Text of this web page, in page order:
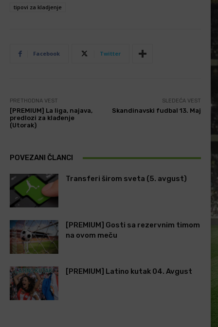
tipovi za kladjenje
Facebook Twitter
PRETHODNA VEST
[PREMIUM] La liga, najava,
predlozi za klađenje
(Utorak)
SLEDEĆA VEST
Skandinavski fudbal 13. Maj
POVEZANI ČLANCI
Transferi širom sveta (5. avgust)
[PREMIUM] Gosti sa rezervnim timom
na ovom meču
[PREMIUM] Latino kutak 04. Avgust